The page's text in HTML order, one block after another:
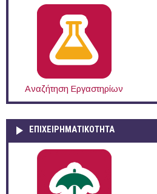
Αναζήτηση Εργαστηρίων
ΕΠΙΧΕΙΡΗΜΑΤΙΚΟΤΗΤΑ